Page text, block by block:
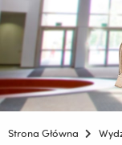
Strona Główna